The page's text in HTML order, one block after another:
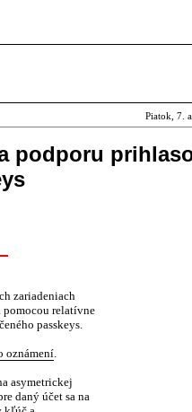
Piatok, 7.
podporu
zariadeniach
pomocou relatívne
passkeys.
oznámení.
asymetrickej
daný účet sa na